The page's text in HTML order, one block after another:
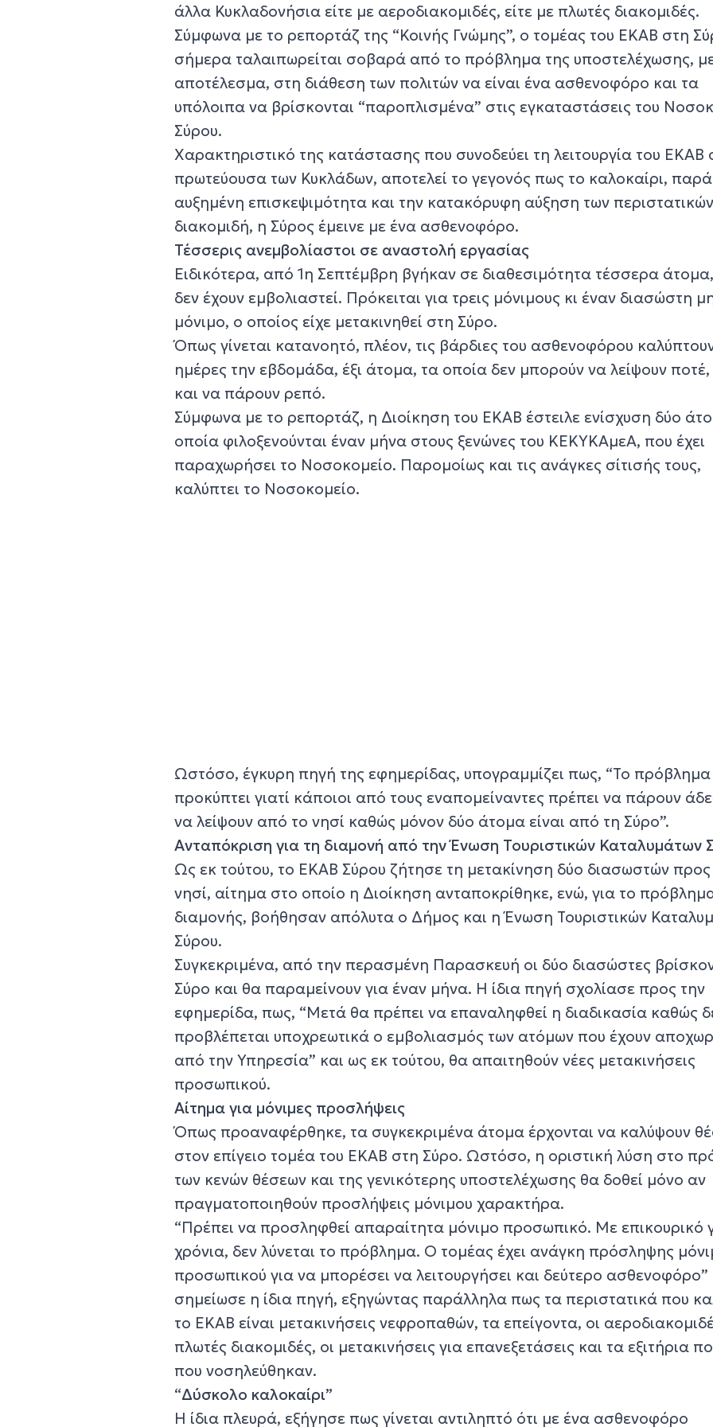
άλλα Κυκλαδονήσια είτε με αεροδιακομιδές, είτε με πλωτές διακομιδές.
Σύμφωνα με το ρεπορτάζ της “Κοινής Γνώμης”, ο τομέας του ΕΚΑΒ στη
σήμερα ταλαιπωρείται σοβαρά από το πρόβλημα της υποστελέχωσης,
αποτέλεσμα, στη διάθεση των πολιτών να είναι ένα ασθενοφόρο και τα
υπόλοιπα να βρίσκονται “παροπλισμένα” στις εγκαταστάσεις του
Σύρου.
Χαρακτηριστικό της κατάστασης που συνοδεύει τη λειτουργία του ΕΚΑΒ
πρωτεύουσα των Κυκλάδων, αποτελεί το γεγονός πως το καλοκαίρι,
αυξημένη επισκεψιμότητα και την κατακόρυφη αύξηση των
διακομιδή, η Σύρος έμεινε με ένα ασθενοφόρο.
Τέσσερις ανεμβολίαστοι σε αναστολή εργασίας
Ειδικότερα, από 1η Σεπτέμβρη βγήκαν σε διαθεσιμότητα τέσσερα
δεν έχουν εμβολιαστεί. Πρόκειται για τρεις μόνιμους κι έναν διασώστη
μόνιμο, ο οποίος είχε μετακινηθεί στη Σύρο.
Όπως γίνεται κατανοητό, πλέον, τις βάρδιες του ασθενοφόρου
ημέρες την εβδομάδα, έξι άτομα, τα οποία δεν μπορούν να λείψουν ποτέ,
και να πάρουν ρεπό.
Σύμφωνα με το ρεπορτάζ, η Διοίκηση του ΕΚΑΒ έστειλε ενίσχυση δύο
οποία φιλοξενούνται έναν μήνα στους ξενώνες του ΚΕΚΥΚΑμεΑ, που έχει
παραχωρήσει το Νοσοκομείο. Παρομοίως και τις ανάγκες σίτισής τους,
καλύπτει το Νοσοκομείο.
Ωστόσο, έγκυρη πηγή της εφημερίδας, υπογραμμίζει πως, “Το πρόβλημα
προκύπτει γιατί κάποιοι από τους εναπομείναντες πρέπει να πάρουν
να λείψουν από το νησί καθώς μόνον δύο άτομα είναι από τη Σύρο”.
Ανταπόκριση για τη διαμονή από την Ένωση Τουριστικών Καταλυμάτων
Ως εκ τούτου, το ΕΚΑΒ Σύρου ζήτησε τη μετακίνηση δύο διασωστών προς
νησί, αίτημα στο οποίο η Διοίκηση ανταποκρίθηκε, ενώ, για το
διαμονής, βοήθησαν απόλυτα ο Δήμος και η Ένωση Τουριστικών
Σύρου.
Συγκεκριμένα, από την περασμένη Παρασκευή οι δύο διασώστες
Σύρο και θα παραμείνουν για έναν μήνα. Η ίδια πηγή σχολίασε προς την
εφημερίδα, πως, “Μετά θα πρέπει να επαναληφθεί η διαδικασία καθώς
προβλέπεται υποχρεωτικά ο εμβολιασμός των ατόμων που έχουν
από την Υπηρεσία” και ως εκ τούτου, θα απαιτηθούν νέες μετακινήσεις
προσωπικού.
Αίτημα για μόνιμες προσλήψεις
Όπως προαναφέρθηκε, τα συγκεκριμένα άτομα έρχονται να καλύψουν
στον επίγειο τομέα του ΕΚΑΒ στη Σύρο. Ωστόσο, η οριστική λύση στο
των κενών θέσεων και της γενικότερης υποστελέχωσης θα δοθεί μόνο αν
πραγματοποιηθούν προσλήψεις μόνιμου χαρακτήρα.
“Πρέπει να προσληφθεί απαραίτητα μόνιμο προσωπικό. Με επικουρικό
χρόνια, δεν λύνεται το πρόβλημα. Ο τομέας έχει ανάγκη πρόσληψης
προσωπικού για να μπορέσει να λειτουργήσει και δεύτερο ασθενοφόρο”
σημείωσε η ίδια πηγή, εξηγώντας παράλληλα πως τα περιστατικά που
το ΕΚΑΒ είναι μετακινήσεις νεφροπαθών, τα επείγοντα, οι
πλωτές διακομιδές, οι μετακινήσεις για επανεξετάσεις και τα εξιτήρια
που νοσηλεύθηκαν.
“Δύσκολο καλοκαίρι”
Η ίδια πλευρά, εξήγησε πως γίνεται αντιληπτό ότι με ένα ασθενοφόρο